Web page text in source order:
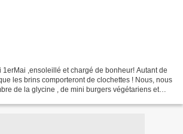
,ensoleillé et chargé de bonheur! Autant de
les brins comporteront de clochettes ! Nous, nous
de la glycine , de mini burgers végétariens et